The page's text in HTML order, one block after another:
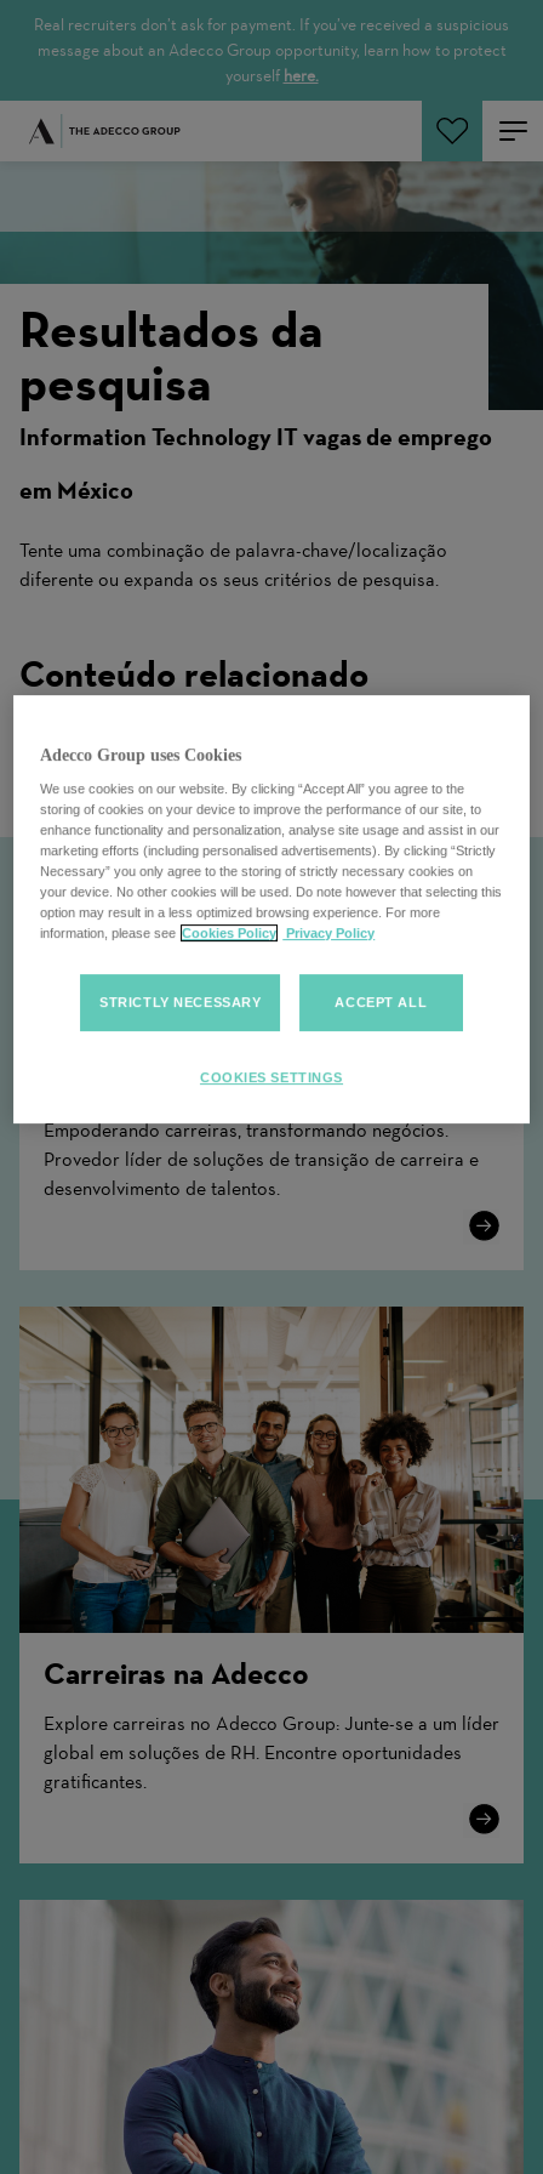
Real recruiters don’t ask for payment. If you’ve received a suspicious
message about an Adecco Group opportunity, learn how to protect
yourself here.
Pesquisar empregos
Resultados da
pesquisa
Information Technology IT vagas de emprego
em México
Tente uma combinação de palavra-chave/localização
diferente ou expanda os seus critérios de pesquisa.
Conteúdo relacionado
Empoderando carreiras, transformando negócios.
Provedor líder de soluções de transição de carreira e
desenvolvimento de talentos.
Learn
Carreiras na Adecco
Explore carreiras no Adecco Group: Junte-se a um líder
global em soluções de RH. Encontre oportunidades
gratificantes.
Learn
Adecco Group uses Cookies
We use cookies on our website. By clicking “Accept All” you agree to the
storing of cookies on your device to improve the performance of our site, to
enhance functionality and personalization, analyse site usage and assist in our
marketing efforts (including personalised advertisements). By clicking “Strictly
Necessary” you only agree to the storing of strictly necessary cookies on
your device. No other cookies will be used. Do note however that selecting this
option may result in a less optimized browsing experience. For more
information, please see Cookies Policy Privacy Policy
STRICTLY NECESSARY ACCEPT ALL
COOKIES SETTINGS